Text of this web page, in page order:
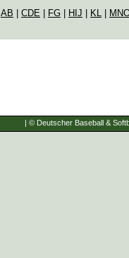
AB | CDE | FG | HIJ | KL |
| © Deutscher Baseball &